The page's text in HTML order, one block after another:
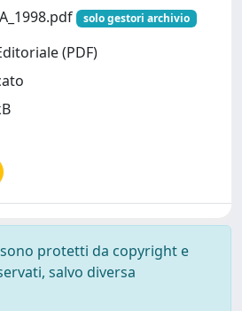
solo gestori archivio
(PDF)
protetti da copyright e
salvo diversa